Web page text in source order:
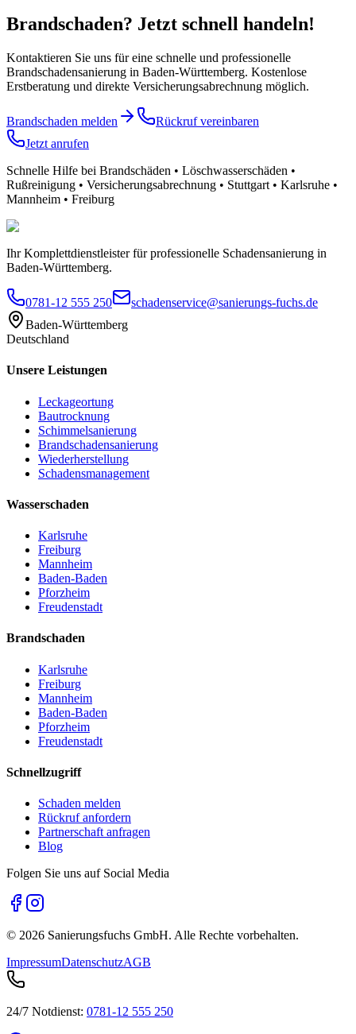
Brandschaden? Jetzt schnell handeln!
Kontaktieren Sie uns für eine schnelle und professionelle
Brandschadensanierung in Baden-Württemberg. Kostenlose
Erstberatung und direkte Versicherungsabrechnung möglich.
Brandschaden melden
Rückruf vereinbaren
Jetzt anrufen
Schnelle Hilfe bei Brandschäden • Löschwasserschäden •
Rußreinigung • Versicherungsabrechnung • Stuttgart • Karlsruhe •
Mannheim • Freiburg
Ihr Komplettdienstleister für professionelle Schadensanierung in
Baden-Württemberg.
0781-12 555 250
schadenservice@sanierungs-fuchs.de
Baden-Württemberg
Deutschland
Unsere Leistungen
Leckageortung
Bautrocknung
Schimmelsanierung
Brandschadensanierung
Wiederherstellung
Schadensmanagement
Wasserschaden
Karlsruhe
Freiburg
Mannheim
Baden-Baden
Pforzheim
Freudenstadt
Brandschaden
Karlsruhe
Freiburg
Mannheim
Baden-Baden
Pforzheim
Freudenstadt
Schnellzugriff
Schaden melden
Rückruf anfordern
Partnerschaft anfragen
Blog
Folgen Sie uns auf Social Media
© 2026 Sanierungsfuchs GmbH. Alle Rechte vorbehalten.
ImpressumDatenschutzAGB
24/7 Notdienst: 0781-12 555 250